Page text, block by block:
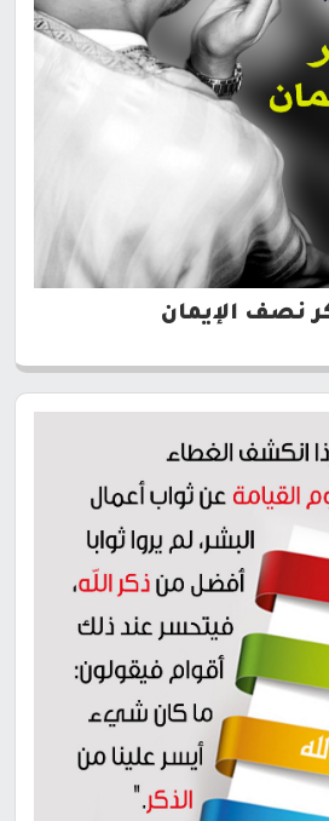
نصف الإيمان